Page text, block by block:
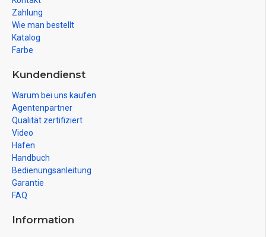
Zahlung
Wie man bestellt
Katalog
Farbe
Kundendienst
Warum bei uns kaufen
Agentenpartner
Qualität zertifiziert
Video
Hafen
Handbuch
Bedienungsanleitung
Garantie
FAQ
Information